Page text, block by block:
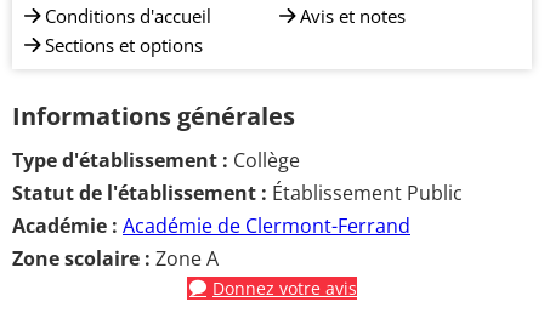
Conditions d'accueil
Sections et options
Avis et notes
Informations générales
Type d'établissement : Collège
Statut de l'établissement : Établissement Public
Académie : Académie de Clermont-Ferrand
Zone scolaire : Zone A
Donnez votre avis